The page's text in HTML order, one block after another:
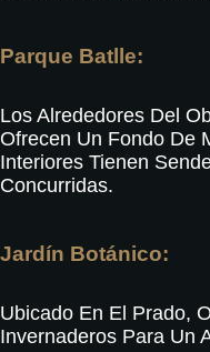
Parque Batlle:
Los Alrededores Del
Ofrecen Un Fondo De
Interiores Tienen
Concurridas.
Jardín Botánico:
Ubicado En El Prado,
Invernaderos Para Un